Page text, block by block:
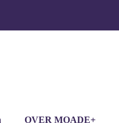
OVER MOADE+